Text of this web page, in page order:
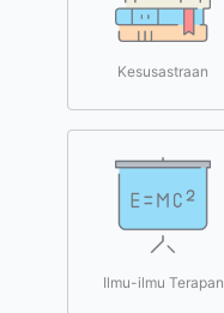
Kesusastraan
Ilmu-ilmu Terapan